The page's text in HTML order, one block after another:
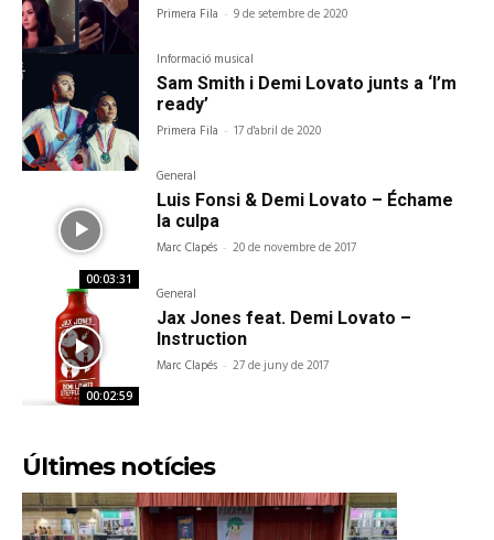
Primera Fila - 9 de setembre de 2020
Informació musical
Sam Smith i Demi Lovato junts a ‘I’m
ready’
Primera Fila - 17 d'abril de 2020
00:03:31
General
Luis Fonsi & Demi Lovato – Échame
la culpa
Marc Clapés - 20 de novembre de 2017
00:02:59
General
Jax Jones feat. Demi Lovato –
Instruction
Marc Clapés - 27 de juny de 2017
Últimes notícies